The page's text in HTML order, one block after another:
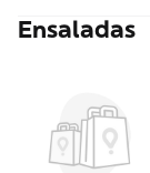
Ensaladas